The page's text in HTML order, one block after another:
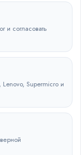
и согласовать
Supermicro и